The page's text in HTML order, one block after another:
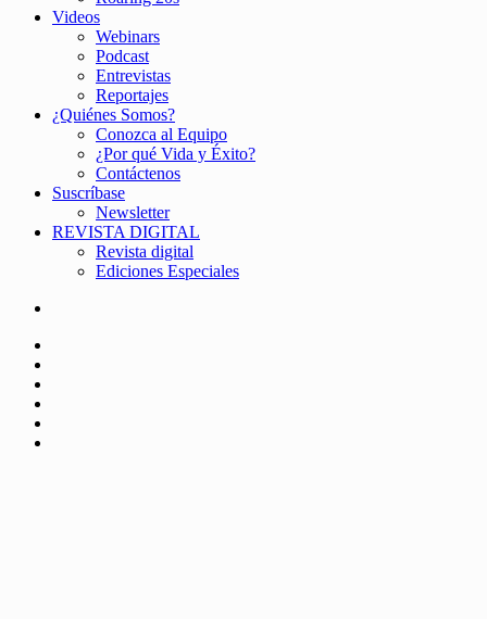
Videos
Webinars
Podcast
Entrevistas
Reportajes
¿Quiénes Somos?
Conozca al Equipo
¿Por qué Vida y Éxito?
Contáctenos
Suscríbase
Newsletter
REVISTA DIGITAL
Revista digital
Ediciones Especiales